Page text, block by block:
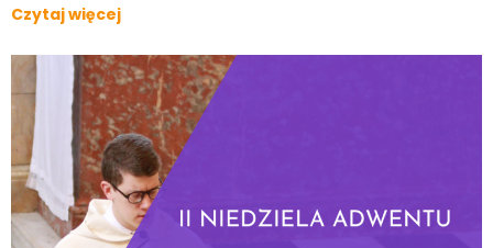
Czytaj więcej